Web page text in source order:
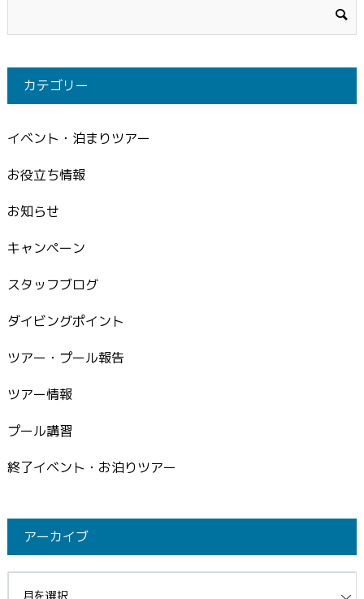
カテゴリー
イベント・泊まりツアー
お役立ち情報
お知らせ
キャンペーン
スタッフブログ
ダイビングポイント
ツアー・プール報告
ツアー情報
プール講習
終了イベント・お泊りツアー
アーカイブ